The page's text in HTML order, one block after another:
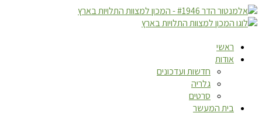
ראשי
אודות
חדשות ועדכונים
גלריה
סרטים
בית המעשר